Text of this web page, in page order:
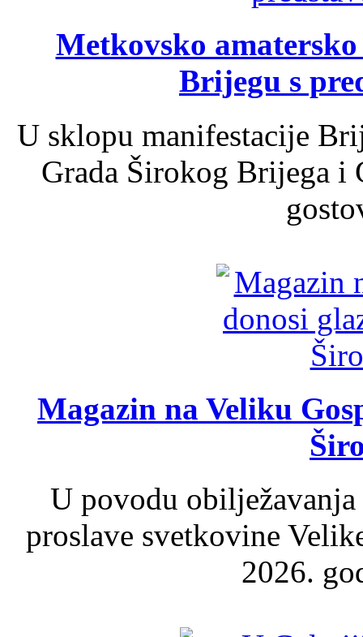
Metkovsko
Brijegu s
U sklopu manifestacije
Grada Širokog Brijega
Magazin na Veliku
U povodu
proslave svetkovine
2026.